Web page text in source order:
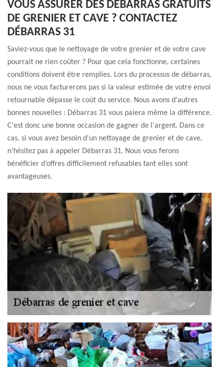
VOUS ASSURER DES DÉBARRAS GRATUITS
DE GRENIER ET CAVE ? CONTACTEZ
DÉBARRAS 31
Saviez-vous que le nettoyage de votre grenier et de votre cave
pourrait ne rien coûter ? Pour que cela fonctionne, certaines
conditions doivent être remplies. Lors du processus de débarras,
nous ne vous facturerons pas si la valeur estimée de votre envoi
retournable dépasse le coût du service. Nous avons d'autres
bonnes nouvelles : Débarras 31 vous paiera même la différence.
C'est donc une bonne occasion de gagner de l'argent. Dans ce
cas, si vous avez besoin d'un nettoyage de grenier et de cave,
n’hésitez pas à appeler Débarras 31. Nous vous ferons
bénéficier d’offres difficilement refusables tant elles sont
avantageuses.